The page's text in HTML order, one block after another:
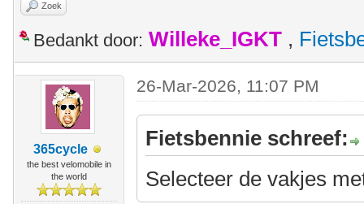
Zoek
Bedankt door: Willeke_IGKT ,
365cycle
the best velomobile in
the world
26-Mar-2026, 11:07 PM
Fietsbennie schreef:
Selecteer de vakjes